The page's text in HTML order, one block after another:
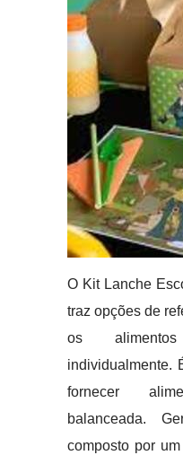
O Kit Lanche
traz opções de
os
individualmente.
fornecer
balanceada.
composto por